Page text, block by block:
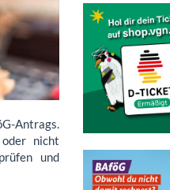
Antrags.
nicht
und